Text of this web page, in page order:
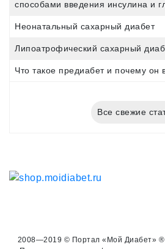
способами введения инсулина и
Неонатальный сахарный диабет
Липоатрофический сахарный
Что такое предиабет и почему он
Все свежие
2008—2019 © Портал «Мой Диабет»